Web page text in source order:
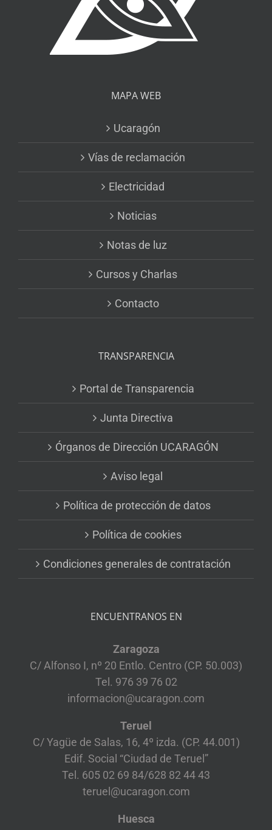
MAPA WEB
Ucaragón
Vías de reclamación
Electricidad
Noticias
Notas de luz
Cursos y Charlas
Contacto
TRANSPARENCIA
Portal de Transparencia
Junta Directiva
Órganos de Dirección UCARAGÓN
Aviso legal
Política de protección de datos
Política de cookies
Condiciones generales de contratación
ENCUENTRANOS EN
Zaragoza
C/ Alfonso I, nº 20 Entlo. Centro (CP. 50.003)
Tel. 976 39 76 02
informacion@ucaragon.com
Teruel
C/ Yagüe de Salas, 16, 4º izda. (CP. 44.001)
Edif. Social “Ciudad de Teruel”
Tel. 605 02 69 84/628 82 44 43
teruel@ucaragon.com
Huesca